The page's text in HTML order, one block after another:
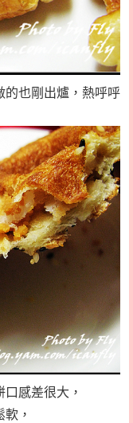
的也剛出爐，熱呼呼
感差很大，
，